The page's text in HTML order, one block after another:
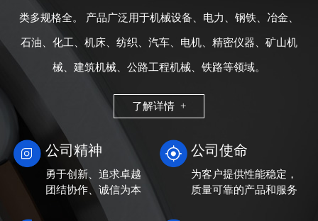
类多规格全。 产品广泛用于机械设备、电力、钢铁、冶金、
石油、化工、机床、纺织、汽车、电机、精密仪器、矿山机
械、建筑机械、公路工程机械、铁路等领域。
了解详情 +
公司精神
勇于创新、追求卓越
团结协作、诚信为本
公司使命
为客户提供性能稳定，
质量可靠的产品和服务